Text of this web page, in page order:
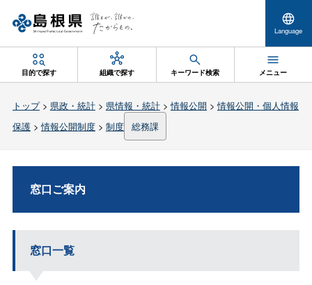
Language
目的で探す 組織で探す キーワード検索 メニュー
トップ> 県政・統計> 県情報・統計>情報公開 >情報公開・個人情報
保護>情報公開制度> 制度 総務課
窓口ご案内
窓口一覧